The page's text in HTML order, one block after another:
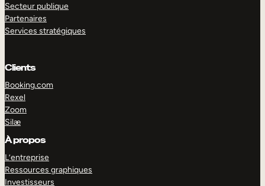
Secteur publique
Partenaires
Services stratégiques
Clients
Booking.com
Rexel
Zoom
Silæ
À propos
L’entreprise
Ressources graphiques
Investisseurs